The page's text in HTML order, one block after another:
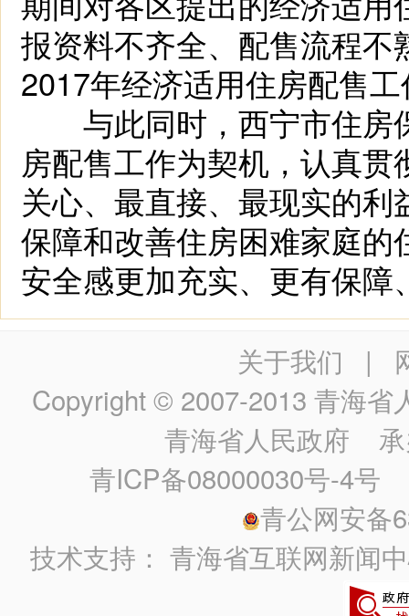
报资料不齐全、配售流程
2017年经济适用住房配售
与此同时，西宁市住房
房配售工作为契机，认真
关心、最直接、最现实的
保障和改善住房困难家庭
安全感更加充实、更有保
关于我们 |
Copyright © 2007-2013 青海省
青海省人民政府 承
青ICP备08000030号-4号
青公网安备
技术支持：青海省互联网新闻